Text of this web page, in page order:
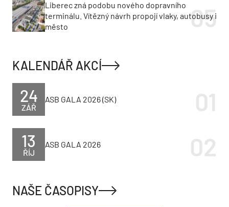
Liberec zná podobu nového dopravního
terminálu. Vítězný návrh propojí vlaky, autobusy i
město
KALENDÁŘ AKCÍ
ZÁŘ
24 ASB GALA 2026 (SK)
ŘÍJ
13 ASB GALA 2026
NAŠE ČASOPISY